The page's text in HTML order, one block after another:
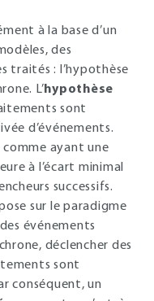
à la base d’un
des
traités : l’hypothèse
L’hypothèse
sont
d’événements.
ayant une
à l’écart minimal
successifs.
sur le paradigme
événements
déclencher des
sont
conséquent, un